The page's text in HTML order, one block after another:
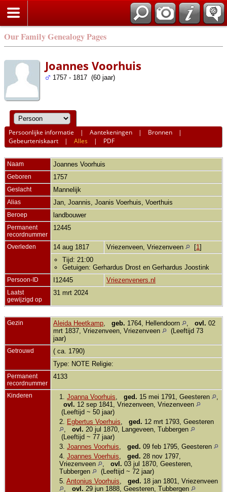
Our Family Genealogy Pages
Joannes Voorhuis
1757 - 1817 (60 jaar)
Persoonlijke informatie |Aantekeningen | Bronnen |
Gebeurteniskaart |Alles | PDF
Naam Joannes Voorhuis
Geboren 1757
Geslacht Mannelijk
Alias Jan, Joannis, Joanis Voerhuis, Voerthuis
Beroep landbouwer
Permanent
recordnummer
12445
Overleden 14 aug 1817 Vriezenveen, Vriezenveen [1 ]
Tijd: 21:00
Getuigen: Gerhardus Drost en Gerhardus Joostink
Persoon-ID I12445 Vriezenveners.nl
Laatst
gewijzigd op
31 mrt 2024
Gezin Aleida Heetkamp geb. 1764, Hellendoorn ovl. 02
mrt 1837, Vriezenveen, Vriezenveen
(Leeftijd 73
jaar)
Getrouwd
( ca. 1790)
Type: NOTE Religie:
Permanent
recordnummer
4133
Kinderen 1. Joanna Voorhuis ged. 15 mei 1791, Geesteren
ovl. 12 sep 1841, Vriezenveen, Vriezenveen
(Leeftijd ~ 50 jaar)
2.
Egbertus Voerhuis ged. 12 mrt 1793, Geesteren
ovl. 20 jul 1870, Langeveen, Tubbergen
(Leeftijd ~ 77 jaar)
3. Joannes Voorhuis ged. 09 feb 1795, Geesteren
4. Joannes Voerhuis ged. 28 nov 1797,
Vriezenveen
ovl. 03 jul 1870, Geesteren,
Tubbergen
(Leeftijd ~ 72 jaar)
5. Antonius Voorhuis ged. 18 jan 1801, Vriezenveen
ovl. 29 jun 1888, Geesteren, Tubbergen